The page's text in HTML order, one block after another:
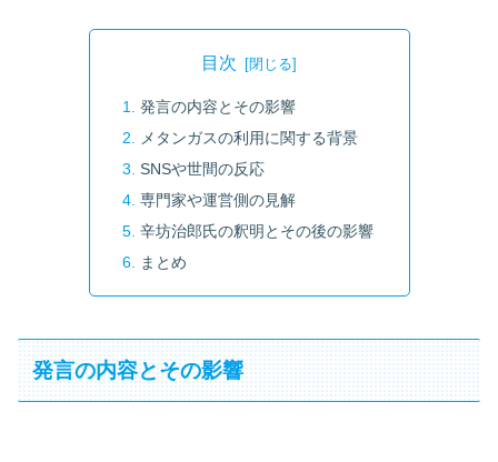
目次
発言の内容とその影響
メタンガスの利用に関する背景
SNSや世間の反応
専門家や運営側の見解
辛坊治郎氏の釈明とその後の影響
まとめ
発言の内容とその影響